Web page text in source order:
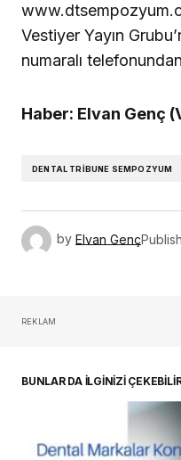
Vestiyer Yayın
numaralı
Haber: Elvan Genç
DENTAL TRIBUNE SEMPOZYUM
by Elvan Genç
REKLAM
BUNLAR DA İLGİNİZİ